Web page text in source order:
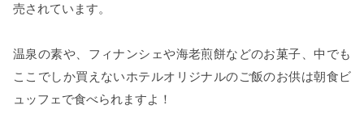
売されています。
温泉の素や、フィナンシェや海老煎餅などのお菓子、中でも
ここでしか買えないホテルオリジナルのご飯のお供は朝食ビ
ュッフェで食べられますよ！